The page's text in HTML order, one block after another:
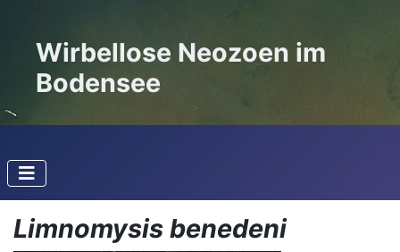
Wirbellose Neozoen im
Bodensee
Limnomysis benedeni